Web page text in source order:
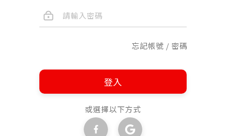
忘記帳號 / 密碼
登入
或選擇以下方式